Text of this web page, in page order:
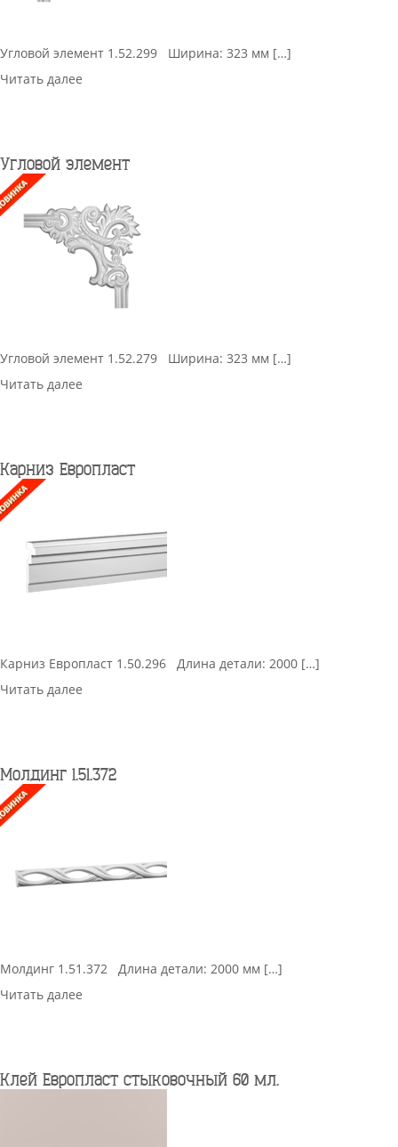
Угловой элемент 1.52.299 Ширина: 323 мм […]
Читать далее
Угловой элемент
Угловой элемент 1.52.279 Ширина: 323 мм […]
Читать далее
Карниз Европласт
Карниз Европласт 1.50.296 Длина детали: 2000 […]
Читать далее
Молдинг 1.51.372
Молдинг 1.51.372 Длина детали: 2000 мм […]
Читать далее
Клей Европласт стыковочный 60 мл.